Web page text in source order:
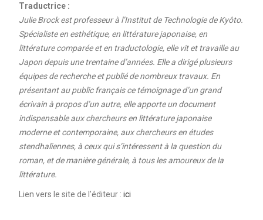
Traductrice :
Julie Brock est professeur à l’Institut de Technologie de Kyôto.
Spécialiste en esthétique, en littérature japonaise, en
littérature comparée et en traductologie, elle vit et travaille au
Japon depuis une trentaine d’années. Elle a dirigé plusieurs
équipes de recherche et publié de nombreux travaux. En
présentant au public français ce témoignage d’un grand
écrivain à propos d’un autre, elle apporte un document
indispensable aux chercheurs en littérature japonaise
moderne et contemporaine, aux chercheurs en études
stendhaliennes, à ceux qui s’intéressent à la question du
roman, et de manière générale, à tous les amoureux de la
littérature.
Lien vers le site de l’éditeur : ici